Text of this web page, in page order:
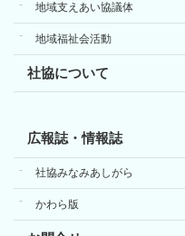
地域支えあい協議体
地域福祉会活動
社協について
広報誌・情報誌
社協みなみあしがら
かわら版